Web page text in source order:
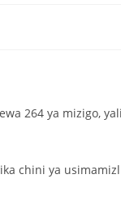
264 ya mizigo,
chini ya